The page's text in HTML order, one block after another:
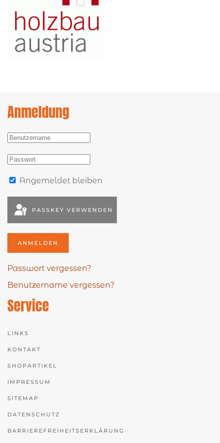
Anmeldung
Angemeldet bleiben
PASSKEY VERWENDEN
ANMELDEN
Passwort vergessen?
Benutzername vergessen?
Service
LINKS
KONTAKT
SHOPARTIKEL
IMPRESSUM
SITEMAP
DATENSCHUTZ
BARRIEREFREIHEITSERKLÄRUNG